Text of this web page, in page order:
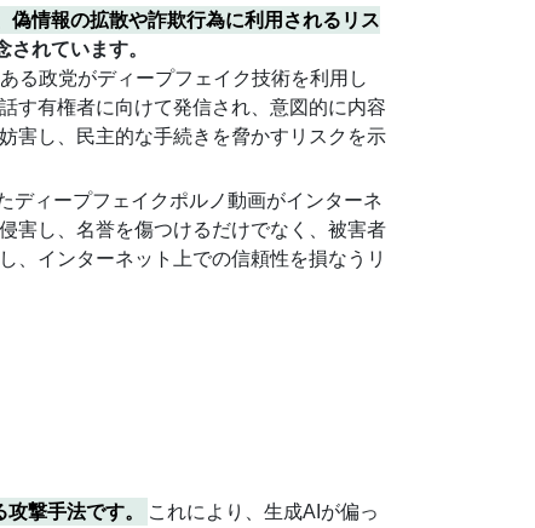
偽情報の拡散や詐欺行為に利用されるリス
れています。
る政党がディープフェイク技術を利用し
す有権者に向けて発信され、意図的に内容
害し、民主的な手続きを脅かすリスクを示
ディープフェイクポルノ動画がインターネ
害し、名誉を傷つけるだけでなく、被害者
、インターネット上での信頼性を損なうリ
撃手法です。
これにより、生成AIが偏っ